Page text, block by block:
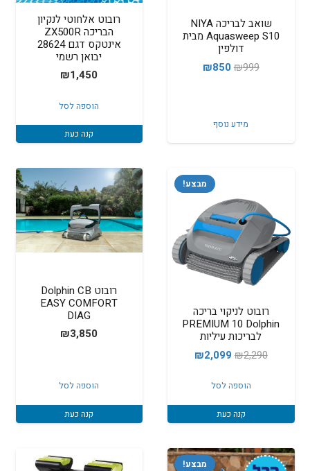
שואב לבריכה NIYA
Aquasweep S10 מבית
דולפין
₪999
המחיר
₪999.
₪850
מידע נוסף
רובוט אלחוטי לנקיון
הבריכה ZX500R
אינטקס דגם 28624
יבואן רשמי
₪1,450
הוספה לסל
קנה כעת
מבצע!
רובוט לניקוי בריכה
PREMIUM 10 Dolphin
לבריכות עיליות
₪2,290
המחיר
היה:
₪2,290.
₪2,099
₪2,099.
הוספה לסל
קנה כעת
רובוט Dolphin CB
EASY COMFORT
DIAG
₪3,850
הוספה לסל
קנה כעת
מבצע!